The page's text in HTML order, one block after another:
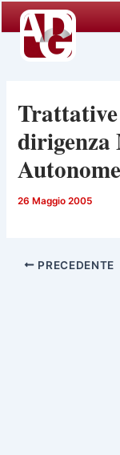
contenuto
dirigenza
Autonome
26 Maggio 2005
PRECEDENTE